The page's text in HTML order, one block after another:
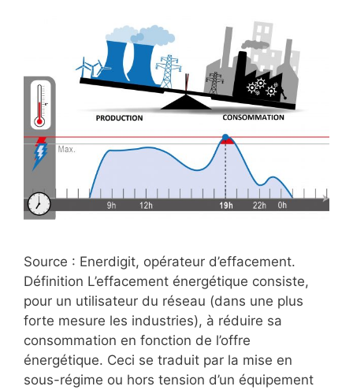
Source : Enerdigit, opérateur d’effacement.
Définition L’effacement énergétique consiste,
pour un utilisateur du réseau (dans une plus
forte mesure les industries), à réduire sa
consommation en fonction de l’offre
énergétique. Ceci se traduit par la mise en
sous-régime ou hors tension d’un équipement